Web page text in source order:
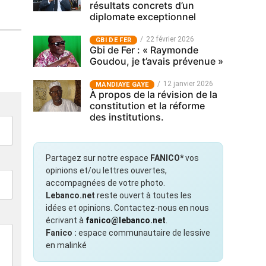
résultats concrets d’un
diplomate exceptionnel
GBI DE FER 22 février 2026
Gbi de Fer : « Raymonde
Goudou, je t’avais prévenue »
MANDIAYE GAYE 12 janvier 2026
À propos de la révision de la
constitution et la réforme
des institutions.
Partagez sur notre espace FANICO*vos
opinions et/ou lettres ouvertes,
accompagnées de votre photo.
Lebanco.net reste ouvert à toutes les
idées et opinions. Contactez-nous en nous
écrivant à fanico@lebanco.net
Fanico : espace communautaire de lessive
en malinké